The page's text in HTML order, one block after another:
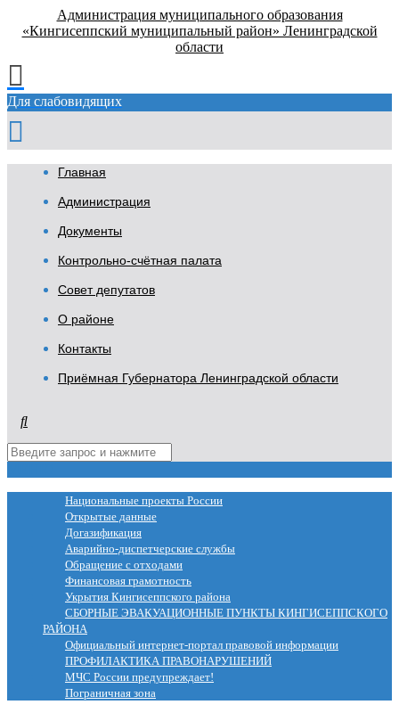
Администрация муниципального образования
«Кингисеппский муниципальный район» Ленинградской
области
Для слабовидящих
Главная
Администрация
Документы
Контрольно-счётная палата
Совет депутатов
О районе
Контакты
Приёмная Губернатора Ленинградской области
Национальные проекты России
Открытые данные
Догазификация
Аварийно-диспетчерские службы
Обращение с отходами
Финансовая грамотность
Укрытия Кингисеппского района
СБОРНЫЕ ЭВАКУАЦИОННЫЕ ПУНКТЫ КИНГИСЕППСКОГО
РАЙОНА
Официальный интернет-портал правовой информации
ПРОФИЛАКТИКА ПРАВОНАРУШЕНИЙ
МЧС России предупреждает!
Пограничная зона